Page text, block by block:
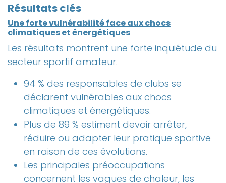
Résultats clés
Une forte vulnérabilité face aux chocs
climatiques et énergétiques
Les résultats montrent une forte inquiétude du
secteur sportif amateur.
94 % des responsables de clubs se
déclarent vulnérables aux chocs
climatiques et énergétiques.
Plus de 89 % estiment devoir arrêter,
réduire ou adapter leur pratique sportive
en raison de ces évolutions.
Les principales préoccupations
concernent les vagues de chaleur, les